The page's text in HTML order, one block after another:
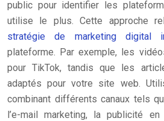
public pour identifier les
utilise le plus. Cette approche
stratégie de marketing digital
plateforme. Par exemple, les
pour TikTok, tandis que les
adaptés pour votre site web.
combinant différents canaux tels
l’e-mail marketing, la publicité